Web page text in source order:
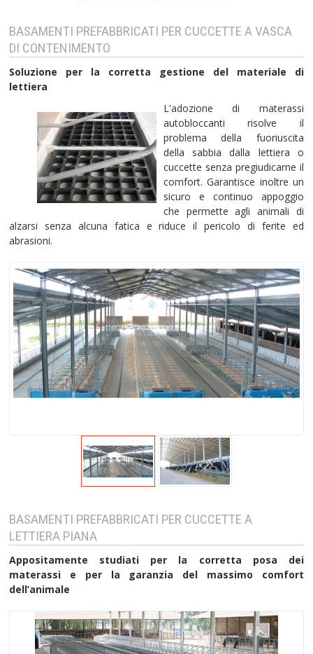
BASAMENTI PREFABBRICATI PER CUCCETTE A VASCA
DI CONTENIMENTO
Soluzione per la corretta gestione del materiale di
lettiera
L'adozione di materassi
autobloccanti risolve il
problema della fuoriuscita
della sabbia dalla lettiera o
cuccette senza pregiudicarne il
comfort. Garantisce inoltre un
sicuro e continuo appoggio
che permette agli animali di
alzarsi senza alcuna fatica e riduce il pericolo di ferite ed
abrasioni.
BASAMENTI PREFABBRICATI PER CUCCETTE A
LETTIERA PIANA
Appositamente studiati per la corretta posa dei
materassi e per la garanzia del massimo comfort
dell’animale